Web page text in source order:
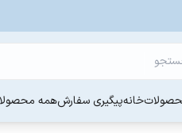
خانهپیگیری سفارشهمه